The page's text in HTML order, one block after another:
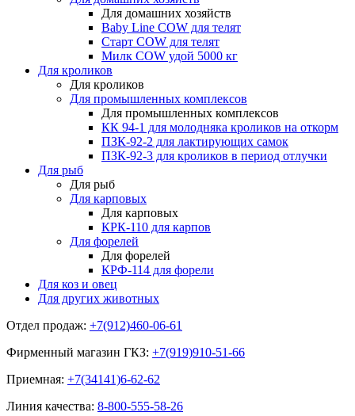
Для домашних хозяйств
Baby Line COW для телят
Старт COW для телят
Милк COW удой 5000 кг
Для кроликов
Для кроликов
Для промышленных комплексов
Для промышленных комплексов
КК 94-1 для молодняка кроликов на откорм
ПЗК-92-2 для лактирующих самок
ПЗК-92-3 для кроликов в период отлучки
Для рыб
Для рыб
Для карповых
Для карповых
КРК-110 для карпов
Для форелей
Для форелей
КРФ-114 для форели
Для коз и овец
Для других животных
Отдел продаж: +7(912)460-06-61
Фирменный магазин ГКЗ: +7(919)910-51-66
Приемная: +7(34141)6-62-62
Линия качества: 8-800-555-58-26